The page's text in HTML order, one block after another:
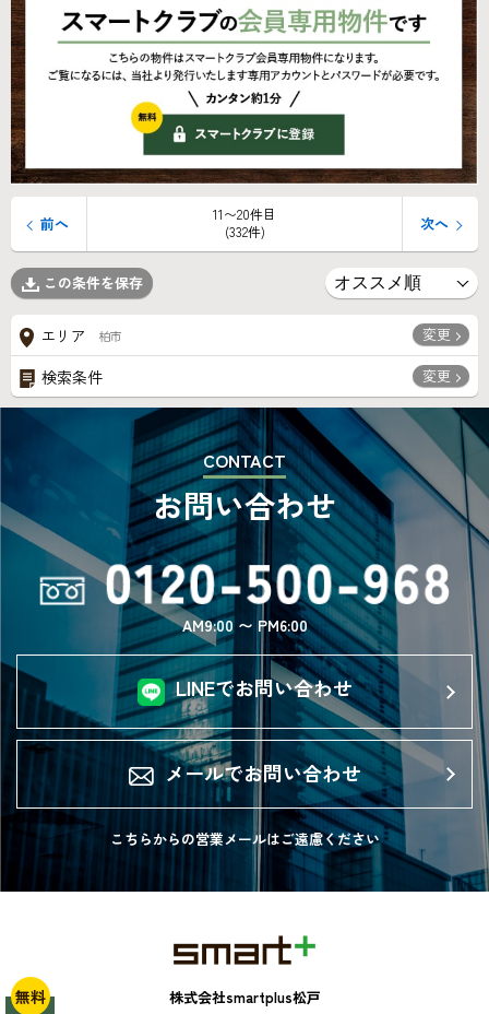
11〜20件目
(332件)
前へ 次へ
この条件を保存
エリア 柏市 変更
検索条件 変更
CONTACT
お問い合わせ
AM9:00 〜 PM6:00
LINEでお問い合わせ
メールでお問い合わせ
こちらからの営業メールはご遠慮ください
株式会社smartplus松戸
無料